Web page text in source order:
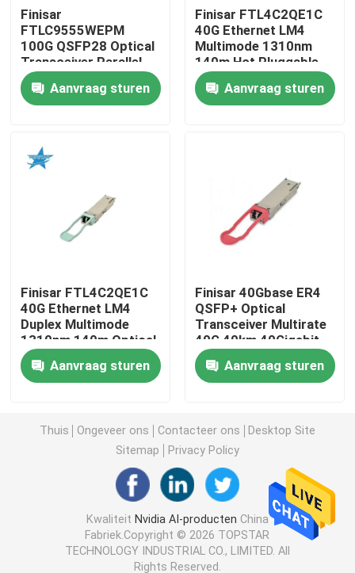
Contacteer ons
Nieuws
Nvidia AI-producten
400G/800G optische module
de Module van 100G QSFP28
10G SFP-Module
Finisar Optische Zendontvanger
Brocade FC SFP -module
Brokaatsan Schakelaar
De Vergunning van de brokaatpeul
Finisar
FTLC9555WEPM
100G QSFP28 Optical
Transceiver Parallel
MMF 100M CPRI Hot
Pluggable Port 1 Year
Warranty
Aanvraag sturen
Finisar FTL4C2QE1C
40G Ethernet LM4
Multimode 1310nm
140m Hot Pluggable
LC Optical Transceiver
for AIDCAanvraag sturen
Finisar FTL4C2QE1C
40G Ethernet LM4
Duplex Multimode
1310nm 140m Optical
Transceiver Hot
Pluggable Port DC
Fiber Optic Equipment
Aanvraag sturen
Finisar 40Gbase ER4
QSFP+ Optical
Transceiver Multirate
40G 40km 40Gigabit
Ethernet Link
40GBASE-ER4 Hot
Pluggable LC
Aanvraag sturen
Thuis Ongeveer ons Contacteer ons
Desktop Site
Sitemap
Privacy Policy
Kwaliteit Nvidia AI-producten China
Fabriek.Copyright © 2026 TOPSTAR
TECHNOLOGY INDUSTRIAL CO., LIMITED. All
Rights Reserved.